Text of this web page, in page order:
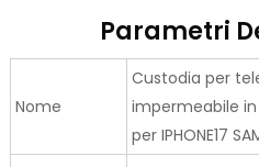
Parametri
Nome
Custodia per
impermeabile
per IPHONE17